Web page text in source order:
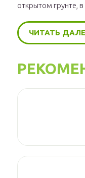
открытом грунте,
ЧИТАТЬ